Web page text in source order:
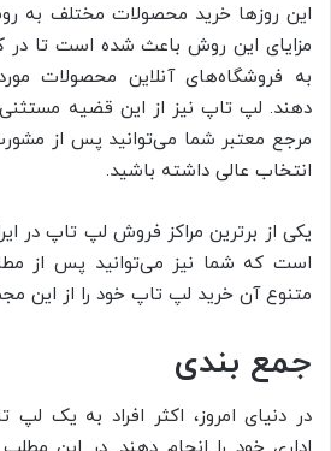
این روزها خرید محصولات مختلف به
مزایای این روش باعث شده است تا در
به فروشگاه‌های آنلاین محصولات
دهند. لپ تاپ نیز از این قضیه
مرجع معتبر شما می‌توانید پس از
انتخاب عالی داشته باشید.
یکی از برترین مراکز فروش لپ تاپ در
است که شما نیز می‌توانید پس از
متنوع آن خرید لپ تاپ خود را از این
جمع بندی
در دنیای امروز، اکثر افراد به یک لپ